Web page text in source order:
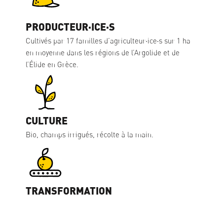
PRODUCTEUR·ICE·S
Cultivés par 17 familles d’agriculteur·ice·s sur 1 ha
en moyenne dans les régions de l’Argolide et de
l’Élide en Grèce.
CULTURE
Bio, champs irrigués, récolte à la main.
TRANSFORMATION